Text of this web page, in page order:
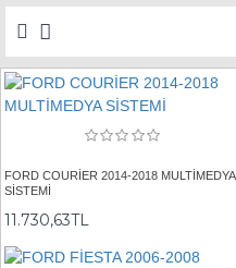
FORD COURİER 2014-2018 MULTİMEDYA
SİSTEMİ
11.730,63TL